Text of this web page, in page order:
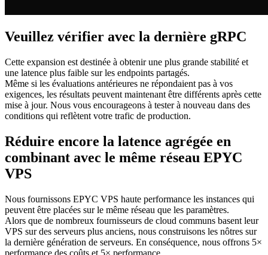
Veuillez vérifier avec la dernière gRPC
Cette expansion est destinée à obtenir une plus grande stabilité et
une latence plus faible sur les endpoints partagés.
Même si les évaluations antérieures ne répondaient pas à vos
exigences, les résultats peuvent maintenant être différents après cette
mise à jour. Nous vous encourageons à tester à nouveau dans des
conditions qui reflètent votre trafic de production.
Réduire encore la latence agrégée en
combinant avec le même réseau EPYC
VPS
Nous fournissons EPYC VPS haute performance les instances qui
peuvent être placées sur le même réseau que les paramètres.
Alors que de nombreux fournisseurs de cloud communs basent leur
VPS sur des serveurs plus anciens, nous construisons les nôtres sur
la dernière génération de serveurs. En conséquence, nous offrons 5×